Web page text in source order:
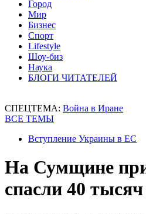
Город
Мир
Бизнес
Спорт
Lifestyle
Шоу-биз
Наука
БЛОГИ ЧИТАТЕЛЕЙ
СПЕЦТЕМА: Война в Иране
ВСЕ ТЕМЫ
Вступление Украины в ЕС
На Сумщине
спасли 40